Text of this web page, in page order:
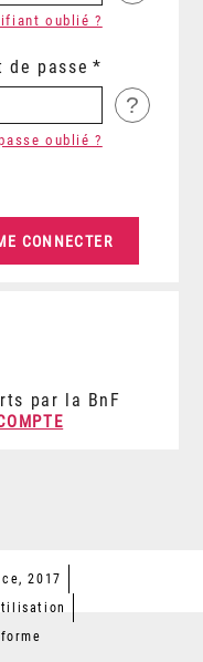
oublié ?
de passe
?
oublié ?
par la BnF
2017